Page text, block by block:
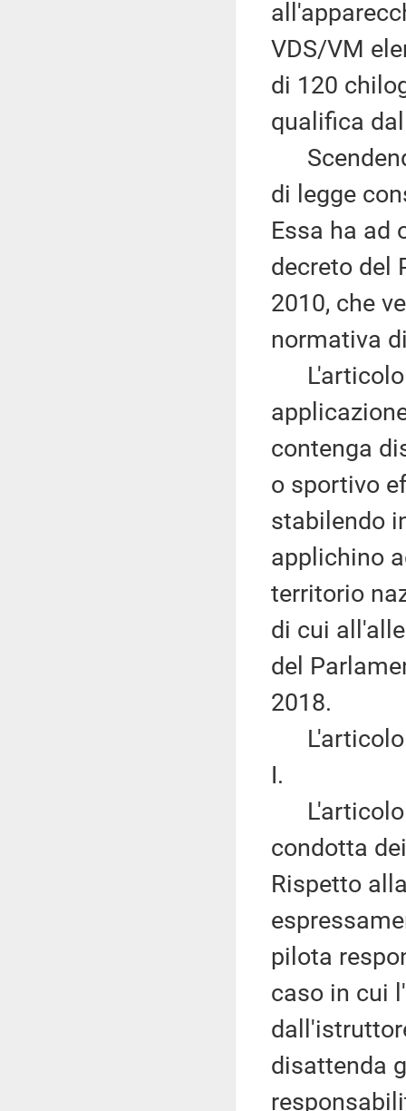
VDS/VM
di 120
qualifica
di legge
Essa ha ad
decreto del
2010, che
normativa
L'articolo
contenga
o sportivo
stabilendo
applichino
territorio
di cui
del
2018.
L'articolo
I.
L'articolo
condotta
Rispetto
pilota
caso in cui
disattenda